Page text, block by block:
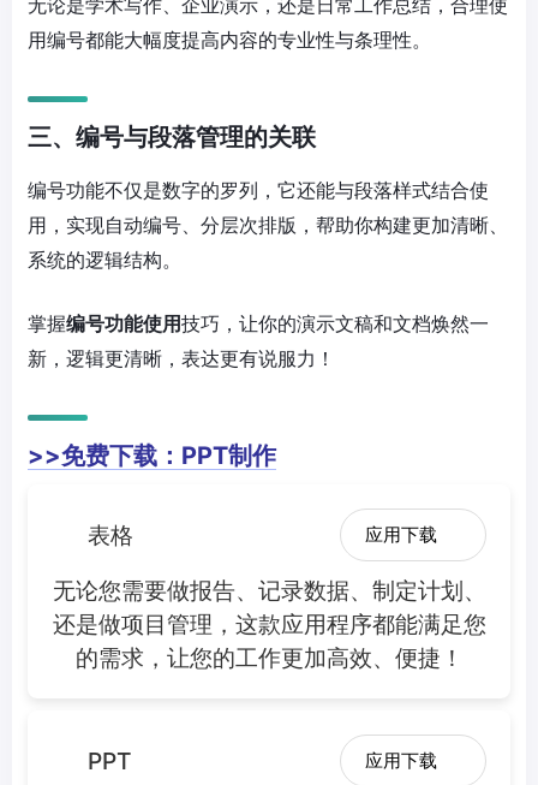
用编号都能大幅度提高内容的专业性与条理性。
三、编号与段落管理的关联
编号功能不仅是数字的罗列，它还能与段落样式结合使
用，实现自动编号、分层次排版，帮助你构建更加清晰、
系统的逻辑结构。
掌握编号功能使用技巧，让你的演示文稿和文档焕然一
新，逻辑更清晰，表达更有说服力！
>>免费下载：PPT制作
表格 应用下载
无论您需要做报告、记录数据、制定计划、
还是做项目管理，这款应用程序都能满足您
的需求，让您的工作更加高效、便捷！
PPT 应用下载